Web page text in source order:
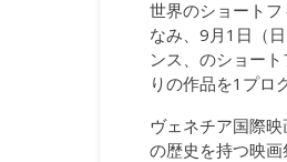
世界のショート
なみ、9月1日（
ンス、のショー
りの作品を1プロ
ヴェネチア国際
の歴史を持つ映